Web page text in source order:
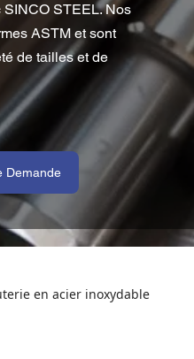
STEEL. Nos
ASTM et sont
de tailles et de
Demande
en acier inoxydable